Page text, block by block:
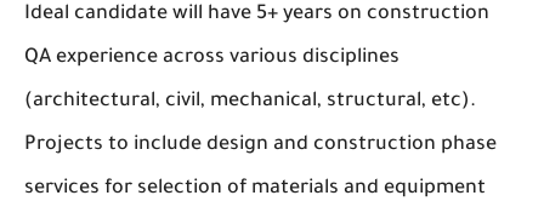
Ideal candidate will have 5+ years on construction
QA experience across various disciplines
(architectural, civil, mechanical, structural, etc).
Projects to include design and construction phase
services for selection of materials and equipment